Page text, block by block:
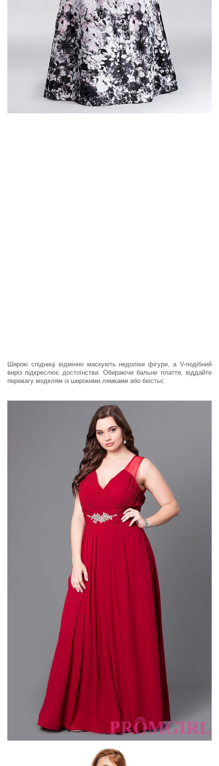
Широкі спідниці відмінно маскують недоліки фігури, а V-подібний
виріз підкреслює достоїнства. Обираючи бальне плаття, віддайте
перевагу моделям із широкими лямками або бюстьє.